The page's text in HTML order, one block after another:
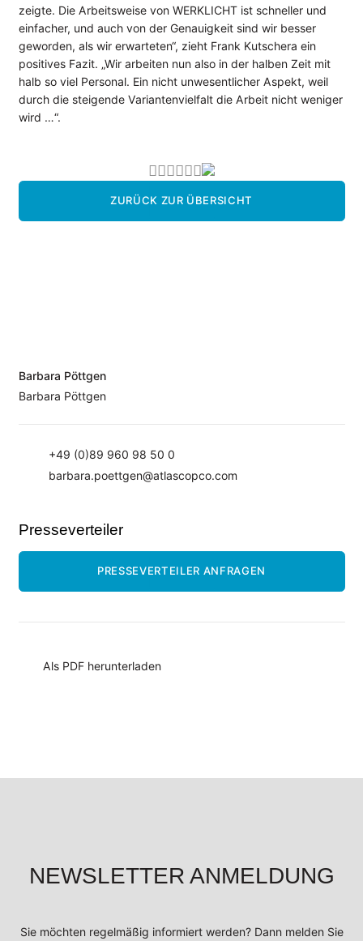
zeigte. Die Arbeitsweise von WERKLICHT ist schneller und
einfacher, und auch von der Genauigkeit sind wir besser
geworden, als wir erwarteten“, zieht Frank Kutschera ein
positives Fazit. „Wir arbeiten nun also in der halben Zeit mit
halb so viel Personal. Ein nicht unwesentlicher Aspekt, weil
durch die steigende Variantenvielfalt die Arbeit nicht weniger
wird …“.
ZURÜCK ZUR ÜBERSICHT
Barbara Pöttgen
Barbara Pöttgen
+49 (0)89 960 98 50 0
barbara.poettgen@atlascopco.com
Presseverteiler
PRESSEVERTEILER ANFRAGEN
Als PDF herunterladen
NEWSLETTER ANMELDUNG
Sie möchten regelmäßig informiert werden? Dann melden Sie